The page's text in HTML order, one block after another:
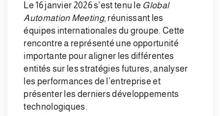
Le 16 janvier 2026 s’est tenu le Global
Automation Meeting, réunissant les
équipes internationales du groupe. Cette
rencontre a représenté une opportunité
importante pour aligner les différentes
entités sur les stratégies futures, analyser
les performances de l’entreprise et
présenter les derniers développements
technologiques.